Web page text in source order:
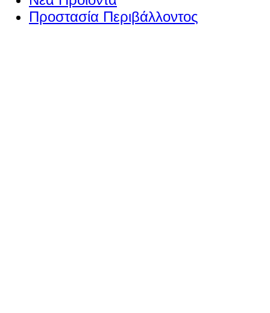
Προστασία Περιβάλλοντος